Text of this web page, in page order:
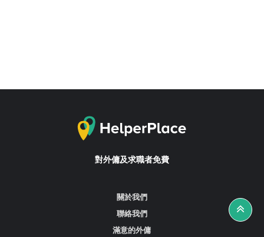
對外傭及求職者免費
關於我們
聯絡我們
滿意的外傭